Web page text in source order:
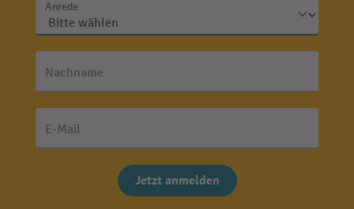
Anrede
Nachname
E-Mail
Jetzt anmelden